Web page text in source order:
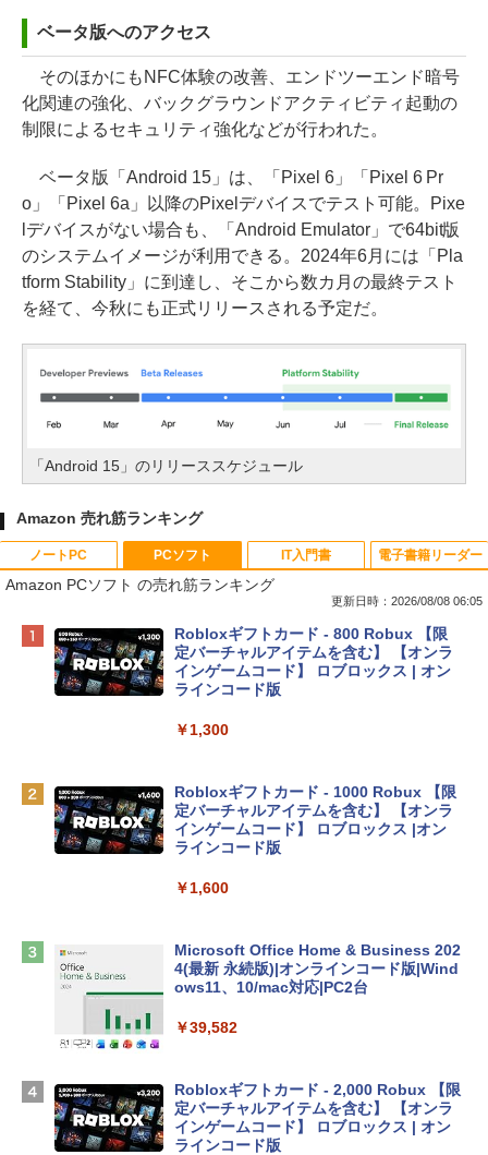
ベータ版へのアクセス
そのほかにもNFC体験の改善、エンドツーエンド暗号
化関連の強化、バックグラウンドアクティビティ起動の
制限によるセキュリティ強化などが行われた。
ベータ版「Android 15」は、「Pixel 6」「Pixel 6 Pr
o」「Pixel 6a」以降のPixelデバイスでテスト可能。Pixe
lデバイスがない場合も、「Android Emulator」で64bit版
のシステムイメージが利用できる。2024年6月には「Pla
tform Stability」に到達し、そこから数カ月の最終テスト
を経て、今秋にも正式リリースされる予定だ。
「Android 15」のリリーススケジュール
Amazon 売れ筋ランキング
ノートPC
Apple 2026 MacBook Neo A18 Proチッ
プ搭載13インチノートブック：AIとAppl
e Intelligence、Liquid Retinaディスプ
レイ、8GBメモリ、512GB SSD、1080p
ィゴ + 3年延長 AppleCare+ for 13インチ
￥162,598
tomtoc 360°保護 15.6 16インチ パソコ
book Lenovo対応
Apple 2026 MacBook Air M5チップ搭載
igence、13.6インチLiquid Retinaディ
ームカメラ、日本語キーボード、Touch I
D - シルバー
￥261,414
PCソフト
Amazon PCソフト の売れ筋ランキング
更新日時：2026/08/08 06:05
Robloxギフトカード - 800 Robux 【限
定バーチャルアイテムを含む】 【オンラ
インゲームコード】 ロブロックス | オン
ラインコード版
￥1,300
Robloxギフトカード - 1000 Robux 【限
定バーチャルアイテムを含む】 【オンラ
インゲームコード】 ロブロックス |オン
ラインコード版
￥1,600
Microsoft Office Home & Business 202
4(最新 永続版)|オンラインコード版|Wind
ows11、10/mac対応|PC2台
￥39,582
Robloxギフトカード - 2,000 Robux 【限
定バーチャルアイテムを含む】 【オンラ
インゲームコード】 ロブロックス | オン
ラインコード版
IT入門書 電子書籍リーダー